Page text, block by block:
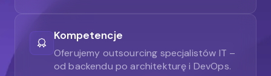
Kompetencje
Oferujemy outsourcing specjalistów IT –
od backendu po architekturę i DevOps.